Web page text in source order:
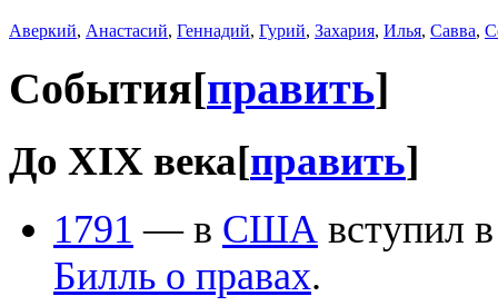
Аверкий, Анастасий, Геннадий, Гурий, Захария, Илья, Савва,
События[править]
До XIX века[править]
1791 — в США вступил
Билль о правах.